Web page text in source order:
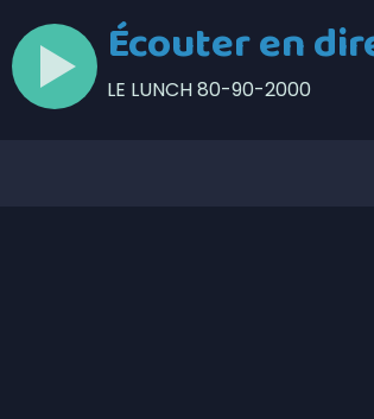
Écouter en
LE LUNCH 80-90-2000